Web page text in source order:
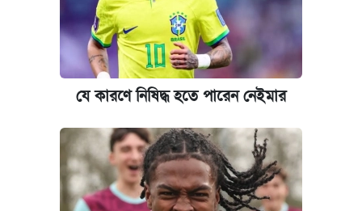
রাষ্ট্রবিরোধী কর্মকাণ্ড: ঢাবির কয়েকজন শিক্ষকের
বিরুদ্ধে ব্যবস্থা
আজকের বাজারে স্বর্ণের দাম (৬ আগস্ট)
কেমব্রিজ বিশ্ববিদ্যালয়ের এমবিএ স্কলারশিপে
আবেদন শুরু
যে কারণে নিষিদ্ধ হতে পারেন নেইমার